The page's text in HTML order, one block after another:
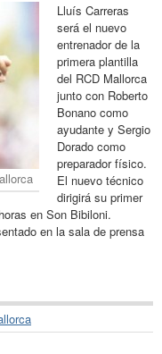
Lluís Carreras
será el nuevo
entrenador de la
primera plantilla
del RCD Mallorca
junto con Roberto
Bonano como
ayudante y Sergio
Dorado como
preparador físico.
El nuevo técnico
dirigirá su primer
en Son Bibiloni.
en la sala de prensa